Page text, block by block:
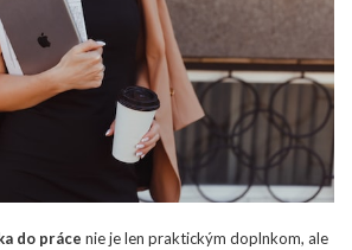
do práce nie je len praktickým doplnkom, ale